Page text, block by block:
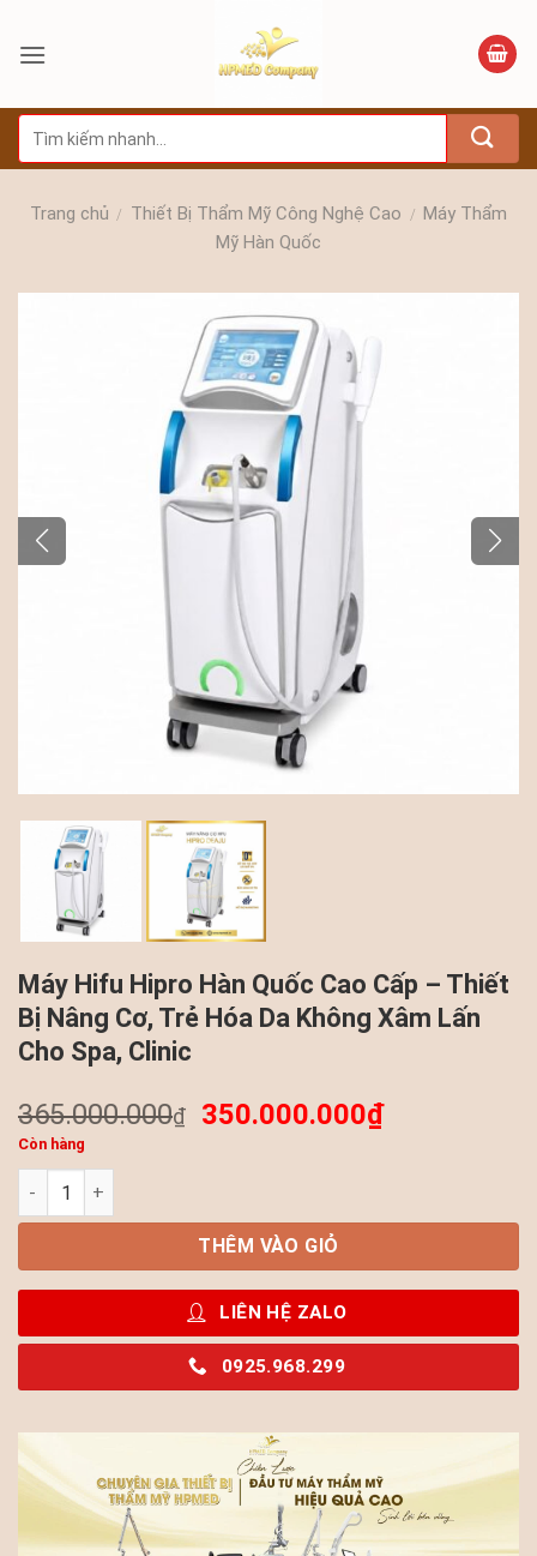
qua
dung
kiếm:
Trang chủ / Thiết Bị Thẩm Mỹ Công Nghệ Cao / Máy Thẩm
Mỹ Hàn Quốc
Máy Hifu Hipro Hàn Quốc Cao Cấp – Thiết
Bị Nâng Cơ, Trẻ Hóa Da Không Xâm Lấn
Cho Spa, Clinic
365.000.000₫ 350.000.000₫
Còn hàng
Máy Hifu Hipro Hàn Quốc Cao Cấp – Thiết Bị Nâng Cơ, Trẻ
THÊM VÀO GIỎ
LIÊN HỆ ZALO
0925.968.299